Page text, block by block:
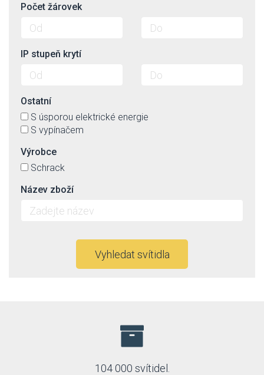
Počet žárovek
IP stupeň krytí
Ostatní
S úsporou elektrické energie
S vypínačem
Výrobce
Schrack
Název zboží
Vyhledat svítidla
104 000 svítidel.